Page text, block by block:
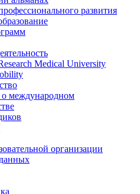
развития
Medical University
о международном
организации